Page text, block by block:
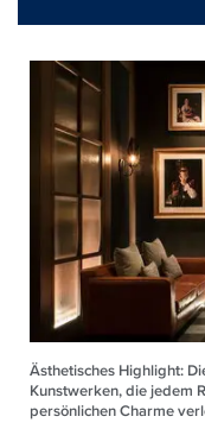
Ästhetisches Highlight:
Kunstwerken, die jedem
persönlichen Charme